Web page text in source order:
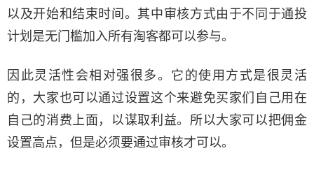
以及开始和结束时间。其中审核方式由于不同于通投
计划是无门槛加入所有淘客都可以参与。
因此灵活性会相对强很多。它的使用方式是很灵活
的，大家也可以通过设置这个来避免买家们自己用在
自己的消费上面，以谋取利益。所以大家可以把佣金
设置高点，但是必须要通过审核才可以。